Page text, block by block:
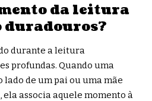
da leitura
duradouros?
durante a leitura
profundas. Quando uma
lado de um pai ou uma mãe
associa aquele momento à